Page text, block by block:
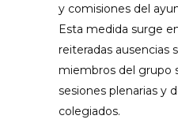
y comisiones del
Esta medida surge
reiteradas ausencias
miembros del grupo
sesiones plenarias y
colegiados.